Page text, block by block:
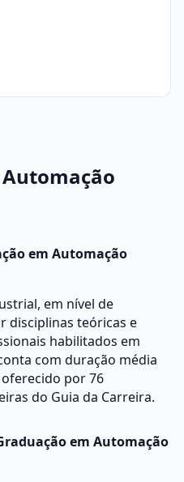
em Automação
em nível de
disciplinas teóricas e
habilitados em
com duração média
por 76
do Guia da Carreira.
em Automação